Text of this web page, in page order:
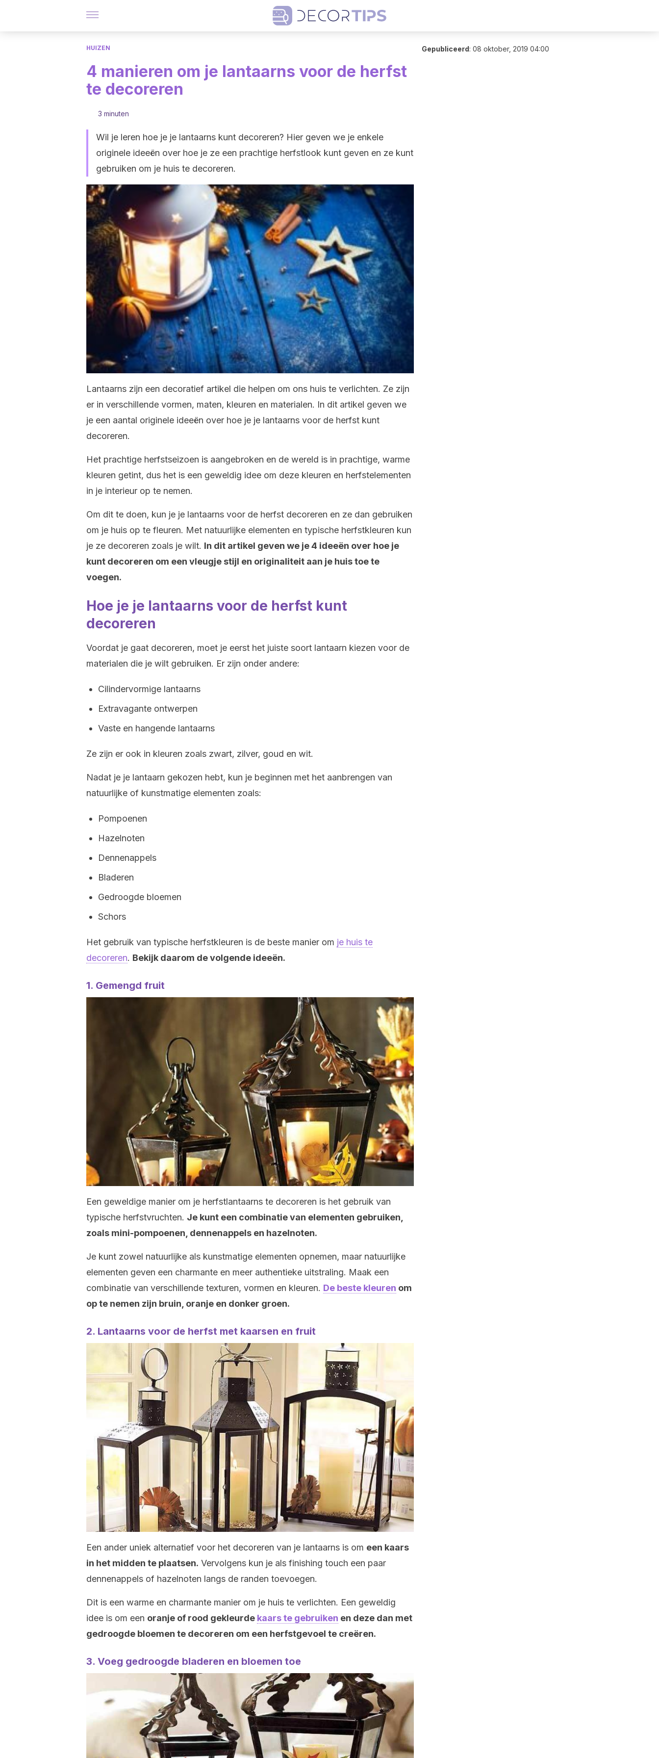
HUIZEN
4 manieren om je lantaarns voor de herfst
te decoreren
3 minuten
Wil je leren hoe je je lantaarns kunt decoreren? Hier geven we je enkele
originele ideeën over hoe je ze een prachtige herfstlook kunt geven en ze kunt
gebruiken om je huis te decoreren.
Lantaarns zijn een decoratief artikel die helpen om ons huis te verlichten. Ze zijn
er in verschillende vormen, maten, kleuren en materialen. In dit artikel geven we
je een aantal originele ideeën over hoe je je lantaarns voor de herfst kunt
decoreren.
Het prachtige herfstseizoen is aangebroken en de wereld is in prachtige, warme
kleuren getint, dus het is een geweldig idee om deze kleuren en herfstelementen
in je interieur op te nemen.
Om dit te doen, kun je je lantaarns voor de herfst decoreren en ze dan gebruiken
om je huis op te fleuren. Met natuurlijke elementen en typische herfstkleuren kun
je ze decoreren zoals je wilt. In dit artikel geven we je 4 ideeën over hoe je
kunt decoreren om een vleugje stijl en originaliteit aan je huis toe te
voegen.
Hoe je je lantaarns voor de herfst kunt
decoreren
Voordat je gaat decoreren, moet je eerst het juiste soort lantaarn kiezen voor de
materialen die je wilt gebruiken. Er zijn onder andere:
Cilindervormige lantaarns
Extravagante ontwerpen
Vaste en hangende lantaarns
Ze zijn er ook in kleuren zoals zwart, zilver, goud en wit.
Nadat je je lantaarn gekozen hebt, kun je beginnen met het aanbrengen van
natuurlijke of kunstmatige elementen zoals:
Pompoenen
Hazelnoten
Dennenappels
Bladeren
Gedroogde bloemen
Schors
Het gebruik van typische herfstkleuren is de beste manier om je huis te
decoreren. Bekijk daarom de volgende ideeën.
1. Gemengd fruit
Een geweldige manier om je herfstlantaarns te decoreren is het gebruik van
typische herfstvruchten. Je kunt een combinatie van elementen gebruiken,
zoals mini-pompoenen, dennenappels en hazelnoten.
Je kunt zowel natuurlijke als kunstmatige elementen opnemen, maar natuurlijke
elementen geven een charmante en meer authentieke uitstraling. Maak een
combinatie van verschillende texturen, vormen en kleuren. De beste kleuren om
op te nemen zijn bruin, oranje en donker groen.
2. Lantaarns voor de herfst met kaarsen en fruit
Een ander uniek alternatief voor het decoreren van je lantaarns is om een kaars
in het midden te plaatsen. Vervolgens kun je als finishing touch een paar
dennenappels of hazelnoten langs de randen toevoegen.
Dit is een warme en charmante manier om je huis te verlichten. Een geweldig
idee is om een oranje of rood gekleurde kaars te gebruiken en deze dan met
gedroogde bloemen te decoreren om een herfstgevoel te creëren.
3. Voeg gedroogde bladeren en bloemen toe
Gepubliceerd: 08 oktober, 2019 04:00